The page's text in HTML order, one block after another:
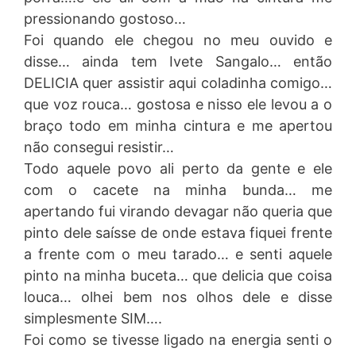
pressionando gostoso…
Foi quando ele chegou no meu ouvido e
disse… ainda tem Ivete Sangalo… então
DELICIA quer assistir aqui coladinha comigo…
que voz rouca… gostosa e nisso ele levou a o
braço todo em minha cintura e me apertou
não consegui resistir…
Todo aquele povo ali perto da gente e ele
com o cacete na minha bunda… me
apertando fui virando devagar não queria que
pinto dele saísse de onde estava fiquei frente
a frente com o meu tarado… e senti aquele
pinto na minha buceta… que delicia que coisa
louca… olhei bem nos olhos dele e disse
simplesmente SIM….
Foi como se tivesse ligado na energia senti o